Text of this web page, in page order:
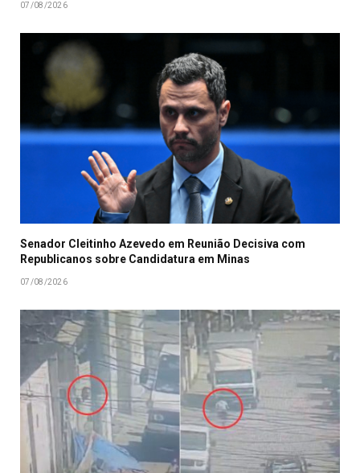
07/08/2026
Senador Cleitinho Azevedo em Reunião Decisiva com
Republicanos sobre Candidatura em Minas
07/08/2026